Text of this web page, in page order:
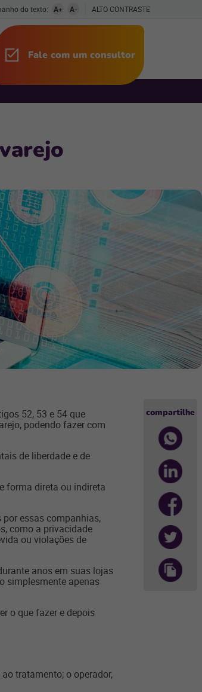
do texto: A+ A- ALTO CONTRASTE
Fale com um consultor
52, 53 e 54 que
podendo fazer com
de liberdade e de
forma direta ou indireta
essas companhias,
como a privacidade
ou violações de
anos em suas lojas
simplesmente apenas
o que fazer e depois
tratamento; o operador,
compartilhe